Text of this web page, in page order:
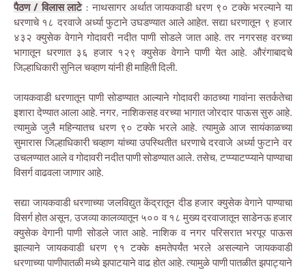
पैठण / विलास लाटे: नाथसागर अर्थात जायकवाडी धरण ९० टक्के भरल्याने या
धरणाचे १८ दरवाजे अर्ध्या फुटाने उघडण्यात आले आहेत. सद्या धरणातून ९ हजार
४३२ क्युसेक वेगाने गोदावरी नदीत पाणी सोडले जात आहे. तर नगरसह वरच्या
भागातून धरणात ३६ हजार १२९ क्युसेक वेगाने पाणी येत आहे. औरंगाबादचे
जिल्हाधिकारी सुनिल चव्हाण यांनी ही माहिती दिली.
जायकवाडी धरणातून पाणी सोडण्यात आल्याने गोदावरी काठच्या गावांना सतर्कतेचा
इशारा देण्यात आला आहे. नगर, नाशिकसह वरच्या भागात जोरदार पाऊस सुरु आहे.
त्यामुळे जुलै महिन्यातच धरण ९० टक्के भरले आहे. त्यामुळे आज सायंकाळच्या
सुमारास जिल्हाधिकारी चव्हाण यांच्या उपस्थितीत धरणाचे दरवाजे अर्ध्या फुटाने वर
उचलण्यात आले व गोदावरी नदीत पाणी सोडण्यात आले. तसेच, टप्प्याटप्प्याने पाण्याचा
विसर्ग वाढवला जाणार आहे.
सद्या जायकवाडी धरणाच्या जलविद्युत केंद्रातून दीड हजार क्युसेक वेगाने पाण्याचा
विसर्ग होत असून, उजव्या कालव्यातून ५०० व १८ मुख्य दरवाजातून साडेनऊ हजार
क्युसेक वेगानी पाणी सोडले जात आहे. नाशिक व नगर परिसरात भरपूर पाऊस
झाल्याने जायकवाडी धरण ९१ टक्के क्षमतेपर्यंत भरले असल्याने जायकवाडी
धरणाच्या पाणीपातळी मध्ये झपाटयाने वाढ होत आहे. त्यामुळे पाणी पातळीत झपाट्याने